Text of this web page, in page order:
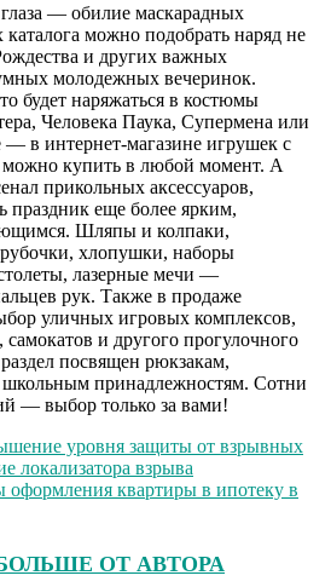
— обилие маскарадных
можно подобрать наряд не
и других важных
молодежных вечеринок.
будет наряжаться в костюмы
Человека Паука, Супермена или
в интернет-магазине игрушек с
можно купить в любой момент. А
прикольных аксессуаров,
праздник еще более ярким,
Шляпы и колпаки,
хлопушки, наборы
лазерные мечи —
рук. Также в продаже
уличных игровых комплексов,
самокатов и другого прогулочного
посвящен рюкзакам,
принадлежностям. Сотни
— выбор только за вами!
уровня защиты от взрывных
локализатора взрыва
оформления квартиры в ипотеку в
ОТ АВТОРА